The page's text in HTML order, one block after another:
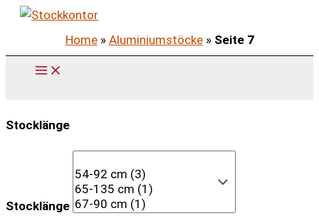
Zum
springen
Home» Aluminiumstöcke» Seite 7
Stocklänge
Stocklänge